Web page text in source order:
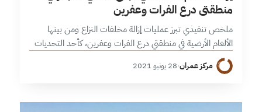
منطقتي درع الفرات وعفرين
ملخص تنفيذي تبرز عمليات إزالة مخلفات النزاع ومن بينها
الألغام الأرضية في منطقتي درع الفرات وعفرين، كأحد التحديات
التي توجه لها الجهود في سبيل تحقيق التعافي المبكر، رغم
التحديات الكبيرة…
مركز عمران·28 يونيو 2021